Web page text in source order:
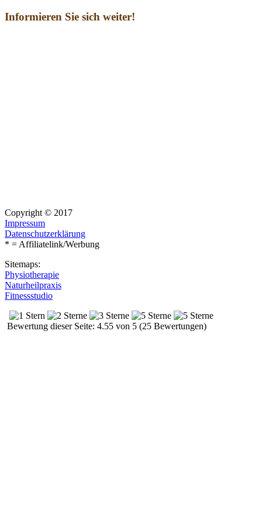
Informieren Sie sich weiter!
Copyright © 2017
Impressum
Datenschutzerklärung
* = Affiliatelink/Werbung
Sitemaps:
Physiotherapie
Naturheilpraxis
Fitnessstudio
Bewertung dieser Seite: 4.55 von 5 (25 Bewertungen)